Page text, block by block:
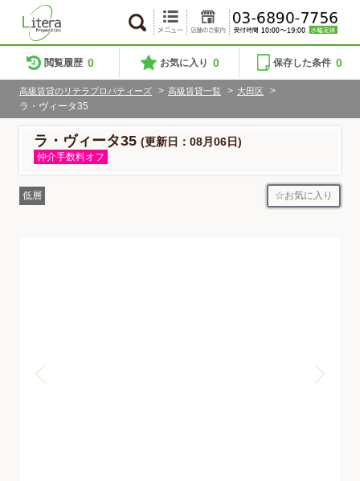
閲覧履歴 0 お気に入り 0 保存した条件 0
高級賃貸のリテラプロパティーズ > 高級賃貸一覧 > 大田区
>
ラ・ヴィータ35
ラ・ヴィータ35 (更新日：08月06日)
仲介手数料オフ
低層 お気に入り